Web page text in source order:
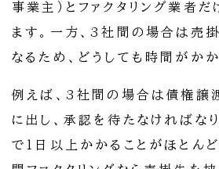
事業主）とファクタリング業者
ます。一方、3社間の場合は売
なるため、どうしても時間がかか
例えば、3社間の場合は債権譲
に出し、承認を待たなければな
で1日以上かかることがほとん